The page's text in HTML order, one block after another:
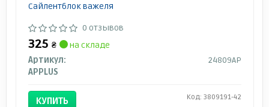
Сайлентблок важеля
0 отзывов
325 ₴
на складе
Артикул:
24809AP
APPLUS
КУПИТЬ Код: 3809191-42